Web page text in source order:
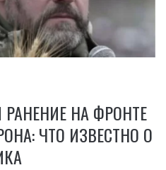
НА ФРОНТЕ
ЧТО ИЗВЕСТНО О